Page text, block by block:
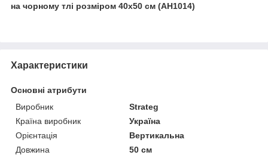
на чорному тлі розміром 40х50 см (AH1014)
Характеристики
Основні атрибути
Виробник
Strateg
Країна виробник
Україна
Орієнтація
Вертикальна
Довжина
50 см